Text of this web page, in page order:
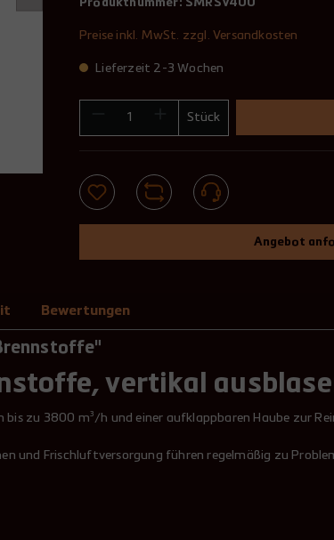
Preise inkl. MwSt. zzgl. Versandkosten
Lieferzeit 2-3 Wochen
Stück
Angebot
Bewertungen
vertikal
zu 3800 m³/h und einer aufklappbaren Haube zur
und Frischluftversorgung führen regelmäßig zu